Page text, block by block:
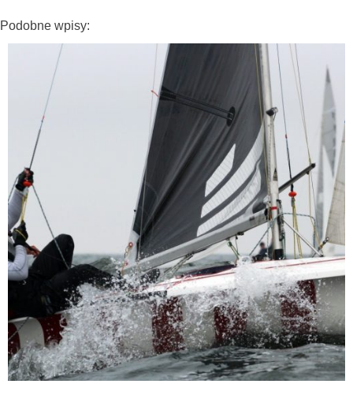
Podobne wpisy: